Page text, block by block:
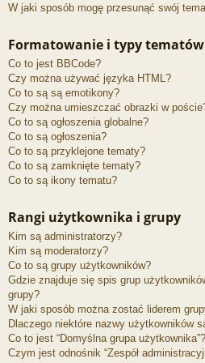
W jaki sposób mogę przesunąć swój
Formatowanie i typy tematów
Co to jest BBCode?
Czy można używać języka HTML?
Co to są są emotikony?
Czy można umieszczać obrazki w
Co to są ogłoszenia globalne?
Co to są ogłoszenia?
Co to są przyklejone tematy?
Co to są zamknięte tematy?
Co to są ikony tematu?
Rangi użytkownika i grupy
Kim są administratorzy?
Kim są moderatorzy?
Co to są grupy użytkowników?
Gdzie znajduje się spis grup
grupy?
W jaki sposób można zostać liderem
Dlaczego niektóre nazwy użytkowników
Co to jest “Domyślna grupa użytkownika”?
Czym jest odnośnik “Zespół